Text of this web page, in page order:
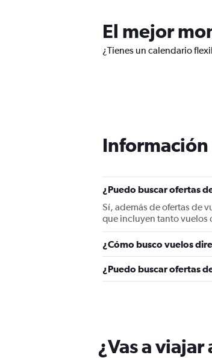
El mejor
¿Tienes un calendario
¿Puedo buscar ofertas
Sí, además de ofertas de
que incluyen tanto vuelos
¿Cómo busco vuelos
¿Puedo buscar ofertas
¿Vas a